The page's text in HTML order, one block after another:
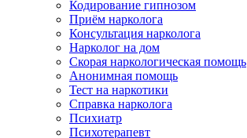
Кодирование гипнозом
Приём нарколога
Консультация нарколога
Нарколог на дом
Скорая наркологическая помощь
Анонимная помощь
Тест на наркотики
Справка нарколога
Психиатр
Психотерапевт